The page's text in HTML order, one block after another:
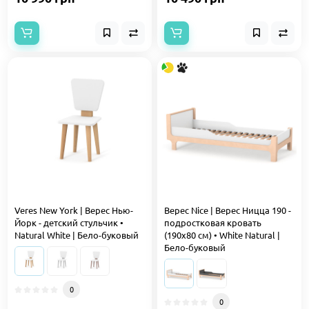
Veres New York | Верес Нью-
Йорк - детский стульчик •
Natural White | Бело-буковый
0
Верес Nice | Верес Ницца 190 -
подростковая кровать
(190x80 см) • White Natural |
Бело-буковый
0